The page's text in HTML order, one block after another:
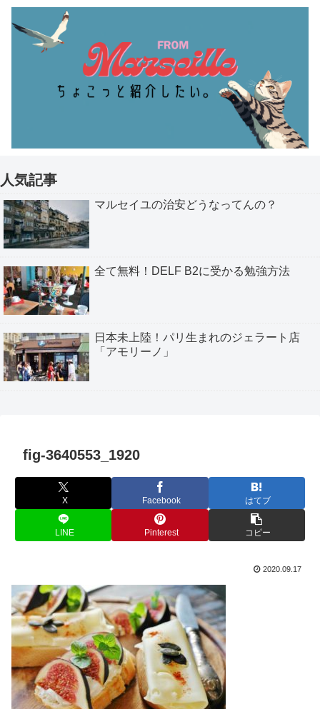
人気記事
マルセイユの治安どうなってんの？
全て無料！DELF B2に受かる勉強方法
日本未上陸！パリ生まれのジェラート店
「アモリーノ」
fig-3640553_1920
X Facebook はてブ
LINE Pinterest コピー
2020.09.17